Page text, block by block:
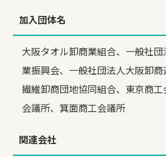
加入団体名
大阪タオル卸商業組合、一般社
業振興会、一般社団法人大阪卸
繊維卸商団地協同組合、東京商
会議所、箕面商工会議所
関連会社